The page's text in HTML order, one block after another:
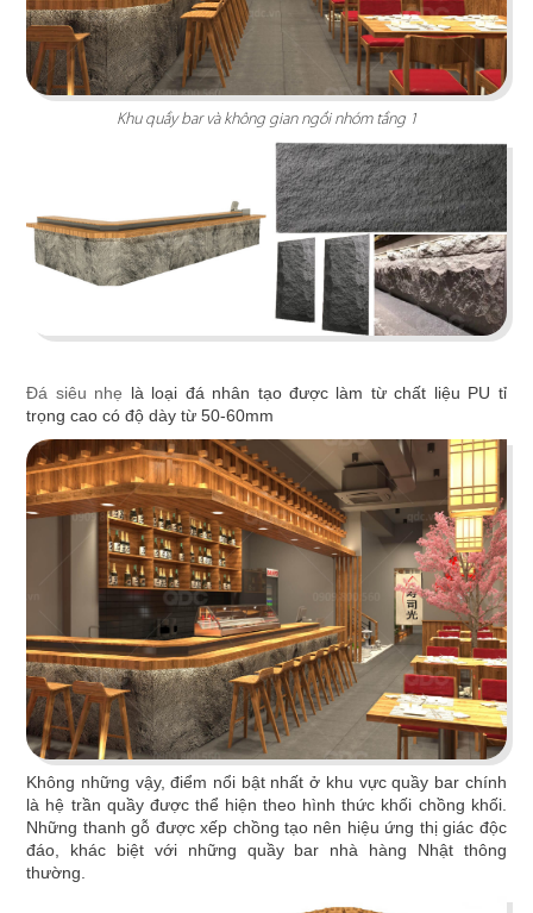
BẮC KIM THANG
Nhà hàng Bắc Kim Thang được thiết kế theo
phong cách Việt Nam dân gian đương đại...
Chi tiết
PHÊ LA
Dự án mới nhất của chúng tôi, Phê La - Biên Hòa
tọa lạc trên con đường Võ Thị Sáu sầm uất...
Chi tiết
Khu quầy bar và không gian ngồi nhóm tầng 1
Đá siêu nhẹ là loại đá nhân tạo được làm từ chất liệu PU tỉ
trọng cao có độ dày từ 50-60mm
Không những vậy, điểm nổi bật nhất ở khu vực quầy bar chính
là hệ trần quầy được thể hiện theo hình thức khối chồng khối.
Những thanh gỗ được xếp chồng tạo nên hiệu ứng thị giác độc
đáo, khác biệt với những quầy bar nhà hàng Nhật thông
thường.